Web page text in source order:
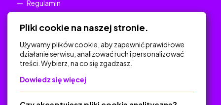
Regulamin
Na skróty
Polityka Prywatności
Regulamin
Pliki cookie na naszej stronie.
Używamy plików cookie, aby zapewnić prawidłowe
działanie serwisu, analizować ruch i personalizować
treści. Wybierz, na co się zgadzasz.
Dowiedz się więcej